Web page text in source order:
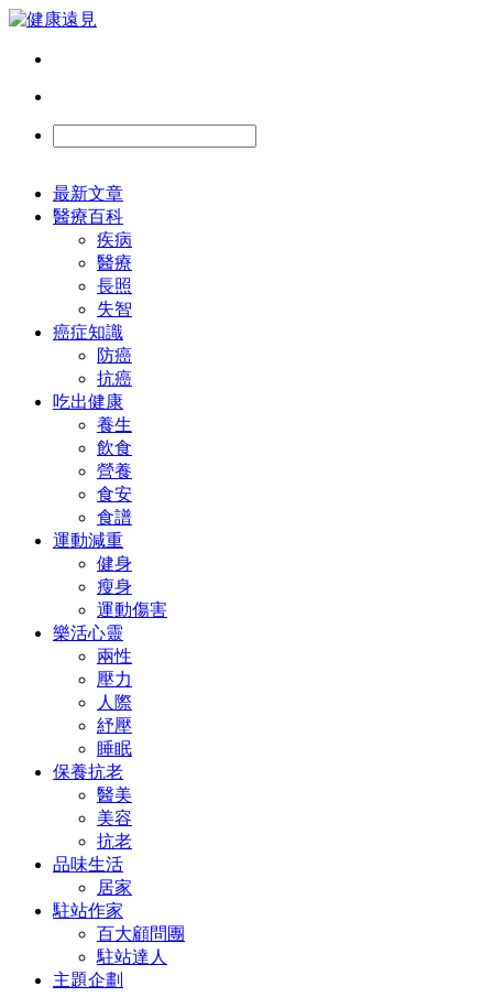
最新文章
醫療百科
疾病
醫療
長照
失智
癌症知識
防癌
抗癌
吃出健康
養生
飲食
營養
食安
食譜
運動減重
健身
瘦身
運動傷害
樂活心靈
兩性
壓力
人際
紓壓
睡眠
保養抗老
醫美
美容
抗老
品味生活
居家
駐站作家
百大顧問團
駐站達人
主題企劃